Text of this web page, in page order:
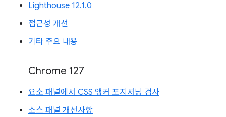
Lighthouse 12.1.0
접근성 개선
기타 주요 내용
Chrome 127
요소 패널에서 CSS 앵커 포지셔닝 검사
소스 패널 개선사항